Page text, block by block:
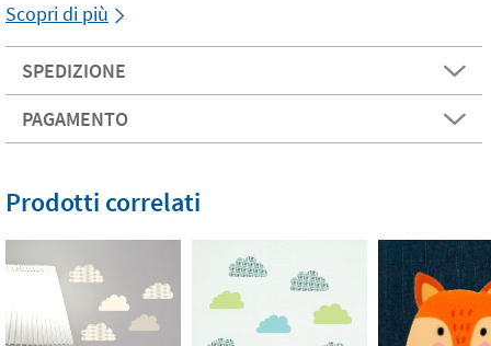
Scopri di più
SPEDIZIONE
PAGAMENTO
Prodotti correlati